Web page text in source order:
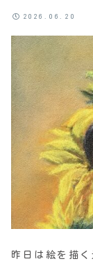
2026.06.20
昨日は絵を描